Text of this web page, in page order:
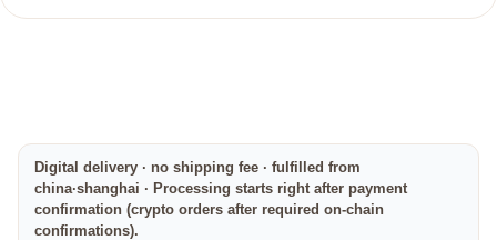
Digital delivery · no shipping fee · fulfilled from
china·shanghai · Processing starts right after payment
confirmation (crypto orders after required on-chain
confirmations).